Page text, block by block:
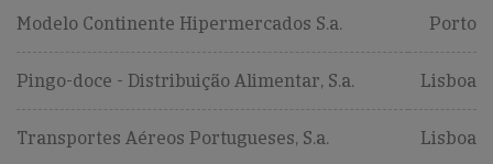
Modelo Continente Hipermercados S.a. Porto
Pingo-doce - Distribuição Alimentar, S.a. Lisboa
Transportes Aéreos Portugueses, S.a. Lisboa